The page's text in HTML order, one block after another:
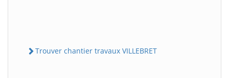
Trouver chantier travaux VILLEBRET